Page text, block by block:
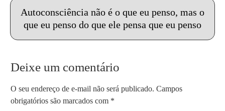
Autoconsciência não é o que eu penso, mas o
que eu penso do que ele pensa que eu penso
Deixe um comentário
O seu endereço de e-mail não será publicado. Campos
obrigatórios são marcados com *